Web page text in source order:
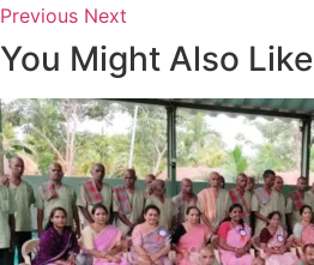
Previous Next
You Might Also Like